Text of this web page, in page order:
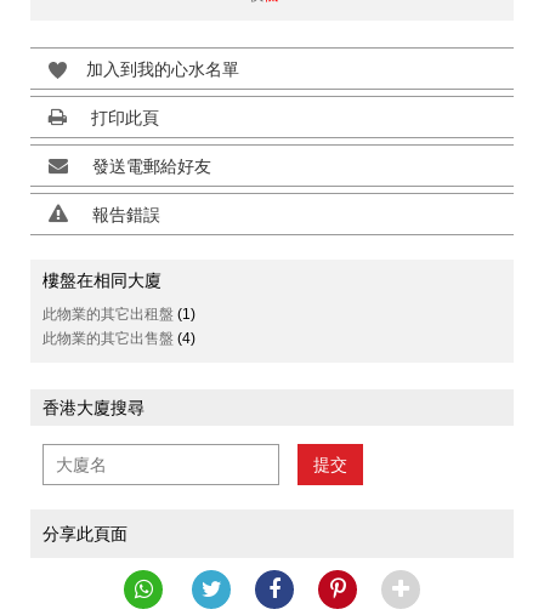
加入到我的心水名單
打印此頁
發送電郵給好友
報告錯誤
樓盤在相同大廈
此物業的其它出租盤 (1)
此物業的其它出售盤 (4)
香港大廈搜尋
提交
分享此頁面